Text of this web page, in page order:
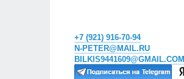
+7 (921) 916-70-94
N-PETER@MAIL.RU
BILKIS9441609@GMAIL.COM